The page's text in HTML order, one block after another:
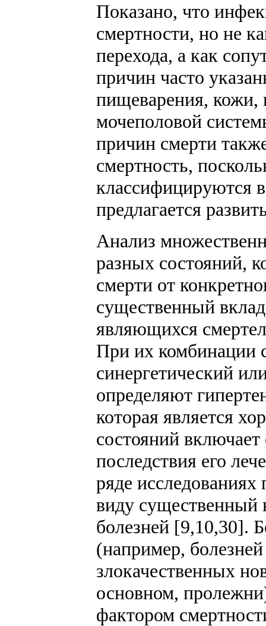
Показано, что
смертности, но не
перехода, а как
причин часто
пищеварения, кожи,
мочеполовой
причин смерти
смертность,
классифицируются
предлагается
Анализ
разных состояний,
смерти от
существенный
являющихся
При их комбинации
синергетический
определяют
которая является
состояний
последствия его
ряде
виду существенный
болезней [9,10,30].
(например,
злокачественных
основном,
фактором